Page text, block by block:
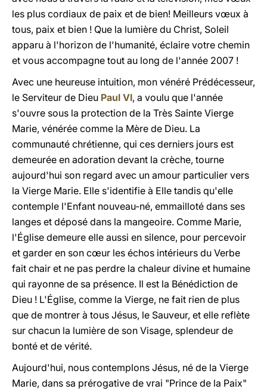
les plus cordiaux de paix et de bien! Meilleurs vœux à
tous, paix et bien ! Que la lumière du Christ, Soleil
apparu à l'horizon de l'humanité, éclaire votre chemin
et vous accompagne tout au long de l'année 2007 !
Avec une heureuse intuition, mon vénéré Prédécesseur,
le Serviteur de Dieu Paul VI, a voulu que l'année
s'ouvre sous la protection de la Très Sainte Vierge
Marie, vénérée comme la Mère de Dieu. La
communauté chrétienne, qui ces derniers jours est
demeurée en adoration devant la crèche, tourne
aujourd'hui son regard avec un amour particulier vers
la Vierge Marie. Elle s'identifie à Elle tandis qu'elle
contemple l'Enfant nouveau-né, emmailloté dans ses
langes et déposé dans la mangeoire. Comme Marie,
l'Église demeure elle aussi en silence, pour percevoir
et garder en son cœur les échos intérieurs du Verbe
fait chair et ne pas perdre la chaleur divine et humaine
qui rayonne de sa présence. Il est la Bénédiction de
Dieu ! L'Église, comme la Vierge, ne fait rien de plus
que de montrer à tous Jésus, le Sauveur, et elle reflète
sur chacun la lumière de son Visage, splendeur de
bonté et de vérité.
Aujourd'hui, nous contemplons Jésus, né de la Vierge
Marie, dans sa prérogative de vrai "Prince de la Paix"